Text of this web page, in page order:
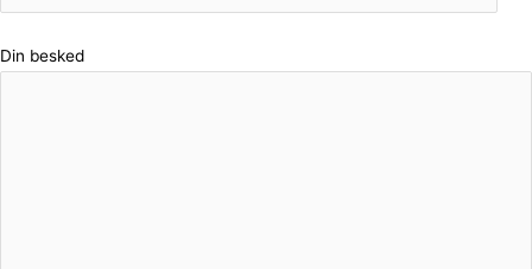
Din besked